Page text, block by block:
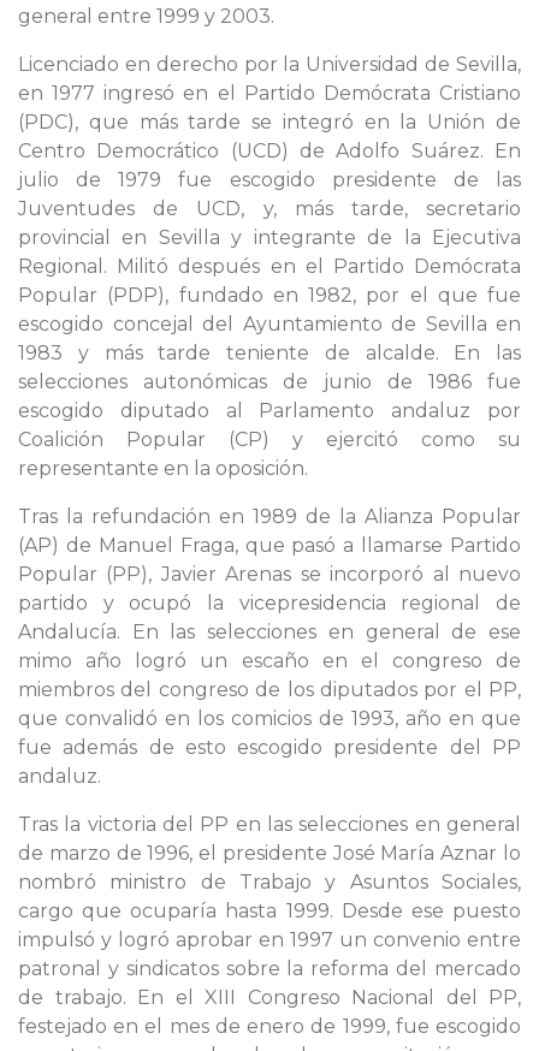
general entre 1999 y 2003.
Licenciado en derecho por la Universidad de Sevilla,
en 1977 ingresó en el Partido Demócrata Cristiano
(PDC), que más tarde se integró en la Unión de
Centro Democrático (UCD) de Adolfo Suárez. En
julio de 1979 fue escogido presidente de las
Juventudes de UCD, y, más tarde, secretario
provincial en Sevilla y integrante de la Ejecutiva
Regional. Militó después en el Partido Demócrata
Popular (PDP), fundado en 1982, por el que fue
escogido concejal del Ayuntamiento de Sevilla en
1983 y más tarde teniente de alcalde. En las
selecciones autonómicas de junio de 1986 fue
escogido diputado al Parlamento andaluz por
Coalición Popular (CP) y ejercitó como su
representante en la oposición.
Tras la refundación en 1989 de la Alianza Popular
(AP) de Manuel Fraga, que pasó a llamarse Partido
Popular (PP), Javier Arenas se incorporó al nuevo
partido y ocupó la vicepresidencia regional de
Andalucía. En las selecciones en general de ese
mimo año logró un escaño en el congreso de
miembros del congreso de los diputados por el PP,
que convalidó en los comicios de 1993, año en que
fue además de esto escogido presidente del PP
andaluz.
Tras la victoria del PP en las selecciones en general
de marzo de 1996, el presidente José María Aznar lo
nombró ministro de Trabajo y Asuntos Sociales,
cargo que ocuparía hasta 1999. Desde ese puesto
impulsó y logró aprobar en 1997 un convenio entre
patronal y sindicatos sobre la reforma del mercado
de trabajo. En el XIII Congreso Nacional del PP,
festejado en el mes de enero de 1999, fue escogido